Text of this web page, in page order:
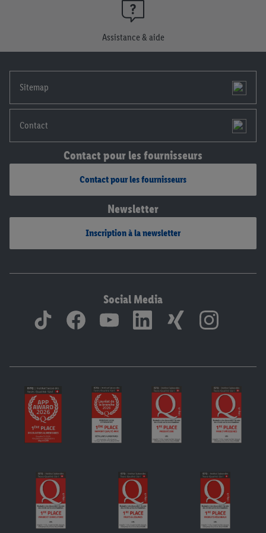
Assistance & aide
Sitemap
Contact
Contact pour les fournisseurs
Contact pour les fournisseurs
Newsletter
Inscription à la newsletter
Social Media
consentement à tout moment avec effet pour l’avenir, dans
déclaration de confidentialité
mentions légales, c’est ici.